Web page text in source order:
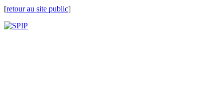
[retour au site public]